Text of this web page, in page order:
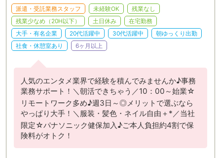
派遣・受託業務スタッフ 未経験OK
残業なし
残業少なめ（20H以下）
土日休み
在宅勤務
大手・有名企業
20代活躍中 30代活躍中
朝ゆっくり出勤
社食・休憩室あり
6ヶ月以上
人気のエンタメ業界で経験を積んでみませんか♪事務
業務サポート！＼朝活できちゃう／10：00～始業☆
リモートワーク多め♪週3日～◎メリットで選ぶなら
やっぱり大手！＼服装・髪色・ネイル自由＋*／当社
限定☆パナソニック健保加入♪ご本人負担約4割で保
険料がオトク！